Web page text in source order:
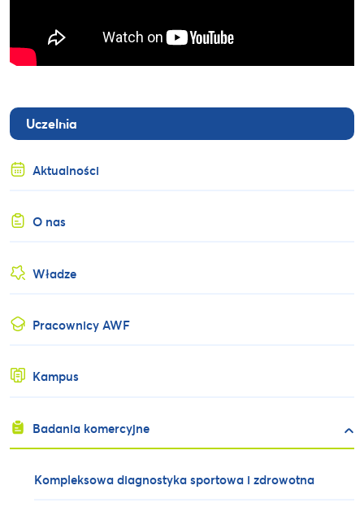
Uczelnia
Aktualności
O nas
Władze
Pracownicy AWF
Kampus
Badania komercyjne
Kompleksowa diagnostyka sportowa i zdrowotna